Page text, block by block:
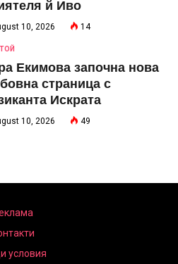
й Иво
10, 2026 14
Екимова започна нова
страница с
Искрата
10, 2026 49
условия